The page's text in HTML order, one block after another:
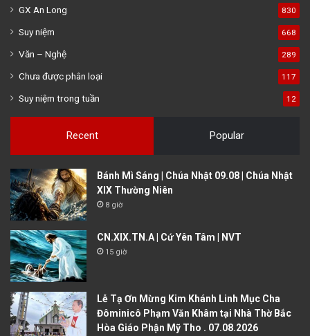
GX An Long 830
Suy niệm 668
Văn – Nghệ 289
Chưa được phân loại 117
Suy niệm trong tuần 12
Recent Popular
Bánh Mì Sáng | Chúa Nhật 09.08 | Chúa Nhật
XIX Thường Niên
8 giờ
CN.XIX.TN.A | Cứ Yên Tâm | NVT
15 giờ
Lễ Tạ Ơn Mừng Kim Khánh Linh Mục Cha
Đôminicô Phạm Văn Khâm tại Nhà Thờ Bắc
Hòa Giáo Phận Mỹ Tho . 07.08.2026